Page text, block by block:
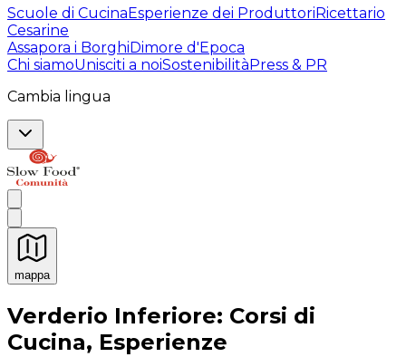
Scuole di CucinaEsperienze dei ProduttoriRicettario
Cesarine
Assapora i BorghiDimore d'Epoca
Chi siamoUnisciti a noiSostenibilitàPress & PR
Cambia lingua
mappa
Esperienze culinarie indimenticabili: Esperienze
Verderio Inferiore: Corsi di
Cucina, Esperienze